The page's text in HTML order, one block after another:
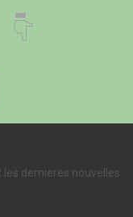
dernieres nouvelles